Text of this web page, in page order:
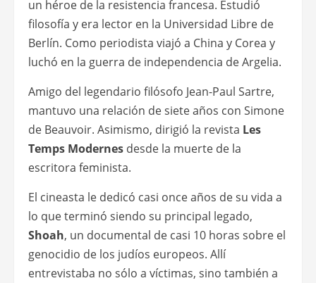
un héroe de la resistencia francesa. Estudió
filosofía y era lector en la Universidad Libre de
Berlín. Como periodista viajó a China y Corea y
luchó en la guerra de independencia de Argelia.
Amigo del legendario filósofo Jean-Paul Sartre,
mantuvo una relación de siete años con Simone
de Beauvoir. Asimismo, dirigió la revista Les
Temps Modernes desde la muerte de la
escritora feminista.
El cineasta le dedicó casi once años de su vida a
lo que terminó siendo su principal legado,
Shoah, un documental de casi 10 horas sobre el
genocidio de los judíos europeos. Allí
entrevistaba no sólo a víctimas, sino también a